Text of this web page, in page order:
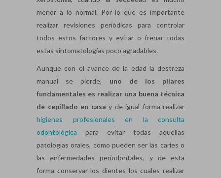
menor a lo normal. Por lo que es importante
realizar revisiones periódicas para controlar
todos estos factores y evitar o frenar todas
estas sintomatologías poco agradables.
Aunque con el avance de la edad la destreza
manual se pierde, uno de los pilares
fundamentales es realizar una buena técnica
de cepillado en casa y de igual forma realizar
higienes profesionales en la consulta
odontológica para evitar todas aquellas
patologías orales, como pueden ser las caries o
las enfermedades periodontales, y de esta
forma conservar los dientes los cuales realizar